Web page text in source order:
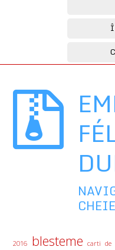
CHEIE
2016 blesteme carti de